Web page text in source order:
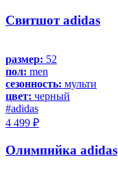
Свитшот adidas
размер: 52
пол: men
сезонность: мульти
цвет: черный
#adidas
4 499 ₽
Олимпийка adidas